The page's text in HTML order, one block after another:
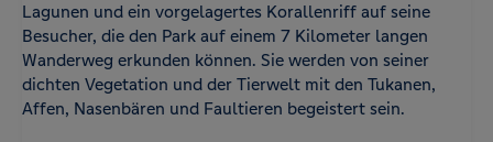
Lagunen und ein vorgelagertes Korallenriff auf seine
Besucher, die den Park auf einem 7 Kilometer langen
Wanderweg erkunden können. Sie werden von seiner
dichten Vegetation und der Tierwelt mit den Tukanen,
Affen, Nasenbären und Faultieren begeistert sein.